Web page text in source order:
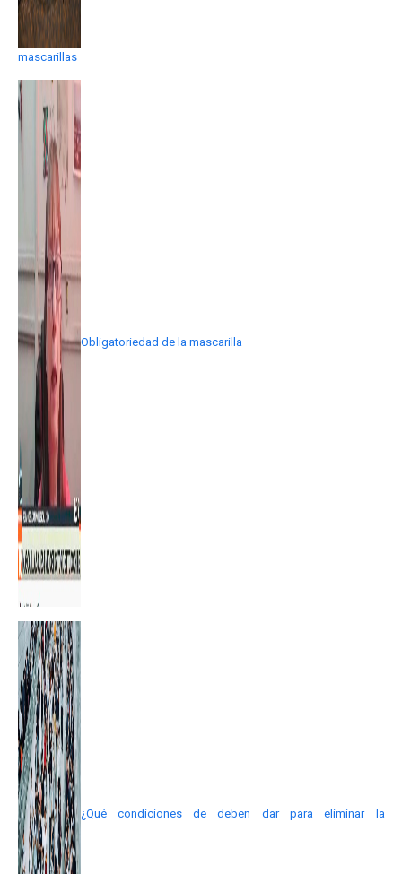
mascarillas
Obligatoriedad de la mascarilla
¿Qué condiciones de deben dar para eliminar la